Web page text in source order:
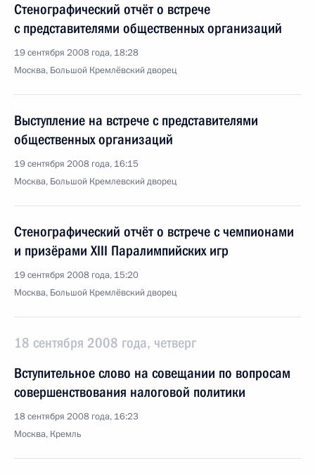
Стенографический отчёт о встрече
с представителями общественных организаций
19 сентября 2008 года, 18:28
Москва, Большой Кремлёвский дворец
Выступление на встрече с представителями
общественных организаций
19 сентября 2008 года, 16:15
Москва, Большой Кремлевский дворец
Стенографический отчёт о встрече с чемпионами
и призёрами XIII Паралимпийских игр
19 сентября 2008 года, 15:20
Москва, Большой Кремлёвский дворец
18 сентября 2008 года, четверг
Вступительное слово на совещании по вопросам
совершенствования налоговой политики
18 сентября 2008 года, 16:23
Москва, Кремль